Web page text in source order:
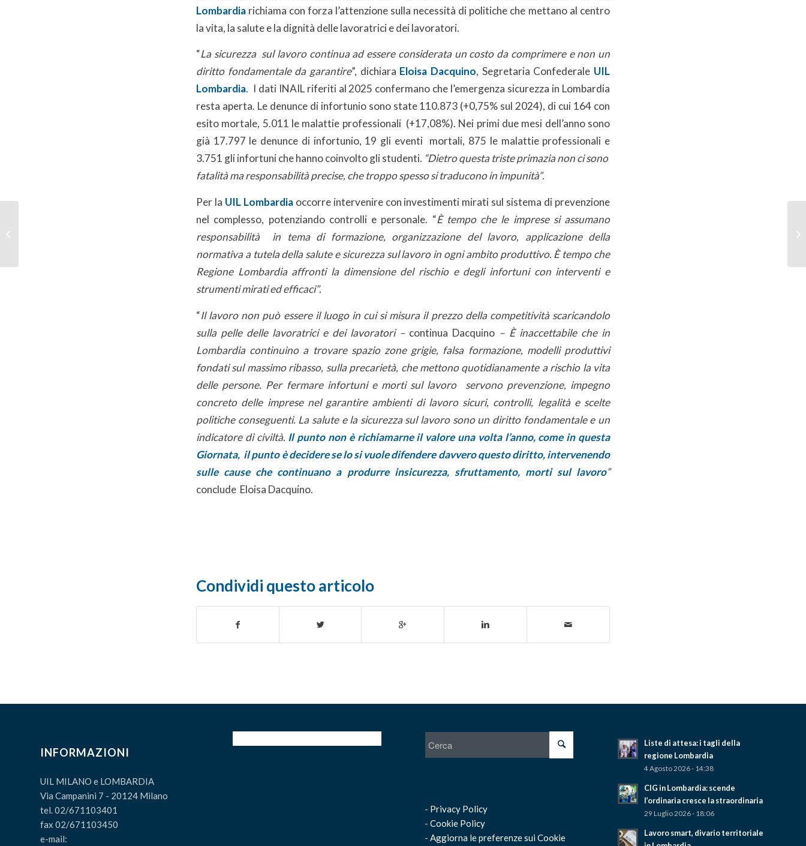
Lombardia richiama con forza l’attenzione sulla necessità di politiche che mettano al centro
la vita, la salute e la dignità delle lavoratrici e dei lavoratori.
“La sicurezza sul lavoro continua ad essere considerata un costo da comprimere e non un
diritto fondamentale da garantire”, dichiara Eloisa Dacquino, Segretaria Confederale UIL
Lombardia. I dati INAIL riferiti al 2025 confermano che l’emergenza sicurezza in Lombardia
resta aperta. Le denunce di infortunio sono state 110.873 (+0,75% sul 2024), di cui 164 con
esito mortale, 5.011 le malattie professionali (+17,08%). Nei primi due mesi dell’anno sono
già 17.797 le denunce di infortunio, 19 gli eventi mortali, 875 le malattie professionali e
3.751 gli infortuni che hanno coinvolto gli studenti. “Dietro questa triste primazia non ci sono
fatalità ma responsabilità precise, che troppo spesso si traducono in impunità”.
Per la UIL Lombardiaoccorre intervenire con investimenti mirati sul sistema di prevenzione
nel complesso, potenziando controlli e personale. “È tempo che le imprese si assumano
responsabilità in tema di formazione, organizzazione del lavoro, applicazione della
normativa a tutela della salute e sicurezza sul lavoro in ogni ambito produttivo. È tempo che
Regione Lombardia affronti la dimensione del rischio e degli infortuni con interventi e
strumenti mirati ed efficaci”.
“Il lavoro non può essere il luogo in cui si misura il prezzo della competitività scaricandolo
sulla pelle delle lavoratrici e dei lavoratori – continua Dacquino – È inaccettabile che in
Lombardia continuino a trovare spazio zone grigie, falsa formazione, modelli produttivi
fondati sul massimo ribasso, sulla precarietà, che mettono quotidianamente a rischio la vita
delle persone. Per fermare infortuni e morti sul lavoro servono prevenzione, impegno
concreto delle imprese nel garantire ambienti di lavoro sicuri, controlli, legalità e scelte
politiche conseguenti. La salute e la sicurezza sul lavoro sono un diritto fondamentale e un
indicatore di civiltà. Il punto non è richiamarne il valore una volta l’anno, come in questa
Giornata, il punto è decidere se lo si vuole difendere davvero questo diritto, intervenendo
sulle cause che continuano a produrre insicurezza, sfruttamento, morti sul lavoro”
conclude Eloisa Dacquino.
Condividi questo articolo
INFORMAZIONI
UIL MILANO e LOMBARDIA
Via Campanini 7 - 20124 Milano
tel. 02/671103401
fax 02/671103450
e-mail:
- Privacy Policy
-Cookie Policy
-Aggiorna le preferenze sui Cookie
Liste di attesa: i tagli della
regione Lombardia
4 Agosto 2026 - 14:38
CIG in Lombardia: scende
l’ordinaria cresce la straordinaria
29 Luglio 2026 - 18:06
Lavoro smart, divario territoriale